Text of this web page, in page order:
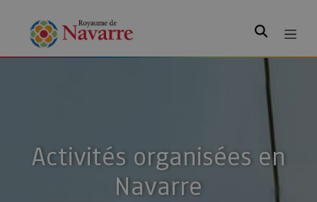
Rechercher
Activités organisées en
Navarre